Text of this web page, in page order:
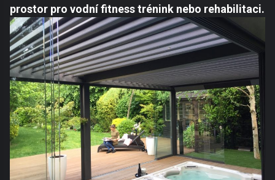
prostor pro vodní fitness trénink nebo rehabilitaci.